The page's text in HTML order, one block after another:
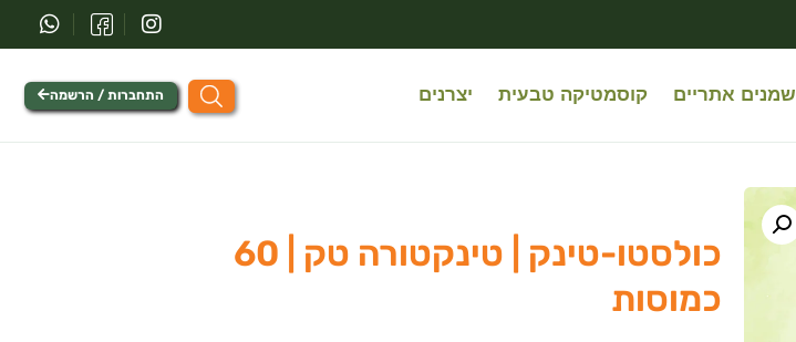
שמנים אתריים קוסמטיקה טבעית יצרנים התחברות / הרשמה
כולסטו-טינק | טינקטורה טק | 60
כמוסות